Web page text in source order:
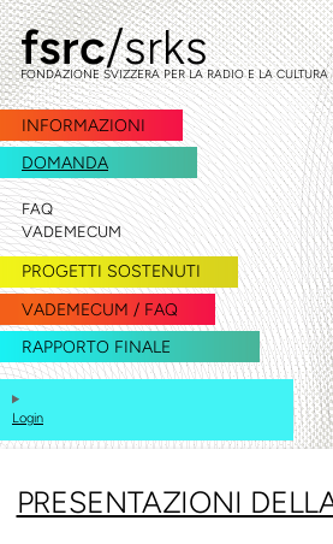
vai
alla
navigazione
vai
al
contenuto
fsrc/srks
FONDAZIONE SVIZZERA PER LA RADIO E LA CULTURA
INFORMAZIONI
DOMANDA
FAQ
VADEMECUM
PROGETTI SOSTENUTI
VADEMECUM / FAQ
RAPPORTO FINALE
Login
PRESENTAZIONI